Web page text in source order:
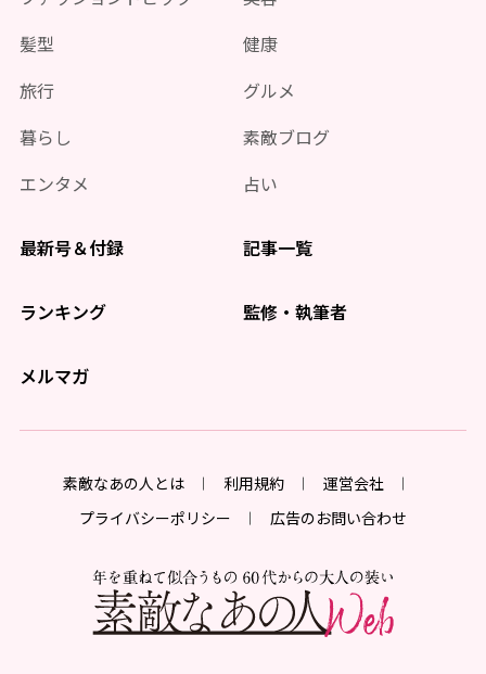
髪型
健康
旅行
グルメ
暮らし
素敵ブログ
エンタメ
占い
最新号＆付録 記事一覧
ランキング 監修・執筆者
メルマガ
素敵なあの人とは 利用規約
運営会社
プライバシーポリシー
広告のお問い合わせ